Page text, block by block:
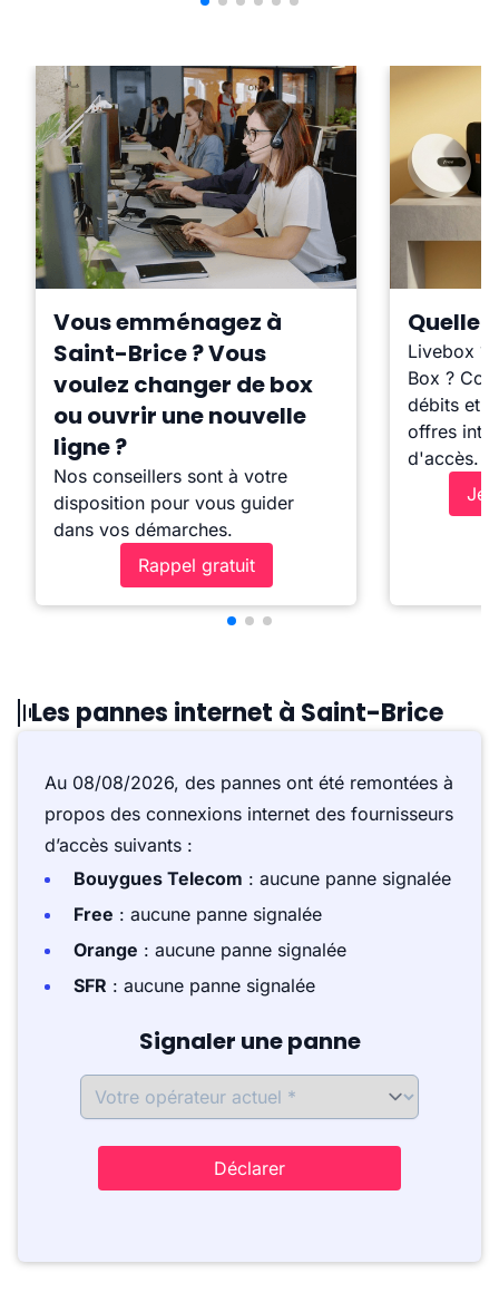
Vous emménagez à
Saint-Brice ? Vous
voulez changer de box
ou ouvrir une nouvelle
ligne ?
Nos conseillers sont à votre
disposition pour vous guider
dans vos démarches.
Rappel gratuit
Quelle
Livebox ?
Box ?
débits et
offres
d'accès.
Je
Les pannes internet à Saint-Brice
Au 08/08/2026, des pannes ont été remontées à
propos des connexions internet des fournisseurs
d’accès suivants :
Bouygues Telecom : aucune panne signalée
Free : aucune panne signalée
Orange : aucune panne signalée
SFR : aucune panne signalée
Signaler une panne
Déclarer